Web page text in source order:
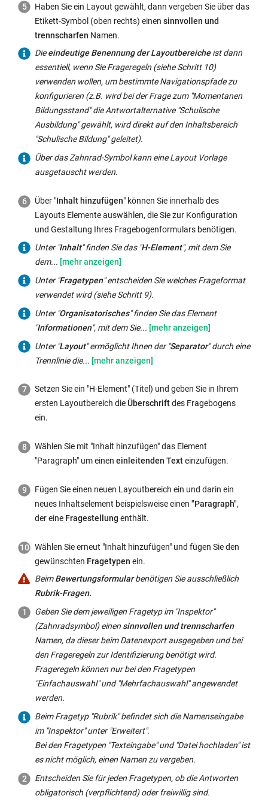
Haben Sie ein Layout gewählt, dann vergeben Sie über das
Etikett-Symbol (oben rechts) einen sinnvollen und
trennscharfen Namen.
Dieeindeutige Benennung der Layoutbereicheist dann
essentiell, wenn Sie Frageregeln (siehe Schritt 10)
verwenden wollen, um bestimmte Navigationspfade zu
konfigurieren (z.B. wird bei der Frage zum "Momentanen
Bildungsstand" die Antwortalternative "Schulische
Ausbildung" gewählt, wird direkt auf den Inhaltsbereich
"Schulische Bildung" geleitet).
Über das Zahnrad-Symbol kann eine Layout Vorlage
ausgetauscht werden.
Über "Inhalt hinzufügen" können Sie innerhalb des
Layouts Elemente auswählen, die Sie zur Konfiguration
und Gestaltung Ihres Fragebogenformulars benötigen.
Unter
"Inhalt "
finden
"H-
Element",
mit
dem
dem
Fragebogen
eine
geben
können.
dem
"Paragraph"
setzen
ein
Textelement
z.B.
als
thematische
Einführung
zum
Fragebogen
oder
auch
der
Frage,
die
dem
Fragetypen
vorgelagert
Unter "Inhalt" finden Sie das "H-Element", mit dem Sie
dem...
Unter "Fragetypen" entscheiden Sie welches Frageformat
verwendet wird (siehe Schritt 9).
Unter
"Organisatorisches"
finden
Sie
Element
"Informationen ",
mit
Sie
(freiwillig,
oder
automatisch)
personenspezifische
abfragen,
wie
Alter.
Durch
diese
Informationen
verliert
der
Fragebogen
auch
beim
Baustein
"Umfrage"
seine
Anonymität.
Unter "Organisatorisches" finden Sie das Element
"Informationen", mit dem Sie...
Unter
"Layout"
Ihnen
der
"Separator
eine
Trennlinie
visuelle
Abgrenzung
verschiedener
Unter "Layout" ermöglicht Ihnen der "Separator" durch eine
Trennlinie die...
Setzen Sie ein "H-Element" (Titel) und geben Sie in Ihrem
ersten Layoutbereich dieÜberschriftdes Fragebogens
ein.
Wählen Sie mit "Inhalt hinzufügen" das Element
"Paragraph" um einen einleitenden Texteinzufügen.
Fügen Sie einen neuen Layoutbereich ein und darin ein
neues Inhaltselement beispielsweise einen "Paragraph",
der eine Fragestellung enthält.
Wählen Sie erneut "Inhalt hinzufügen" und fügen Sie den
gewünschten Fragetypen ein.
BeimBewertungsformularbenötigen Sie ausschließlich
Rubrik-Fragen.
Geben Sie dem jeweiligen Fragetyp im "Inspektor"
(Zahnradsymbol) einen sinnvollen und trennscharfen
Namen, da dieser beim Datenexport ausgegeben und bei
den Frageregeln zur Identifizierung benötigt wird.
Frageregeln können nur bei den Fragetypen
"Einfachauswahl" und "Mehrfachauswahl" angewendet
werden.
Beim Fragetyp "Rubrik" befindet sich die Namenseingabe
im "Inspektor" unter "Erweitert".
Bei den Fragetypen "Texteingabe" und "Datei hochladen" ist
es nicht möglich, einen Namen zu vergeben.
Entscheiden Sie für jeden Fragetypen, ob die Antworten
obligatorisch (verpflichtend) oder freiwillig sind.